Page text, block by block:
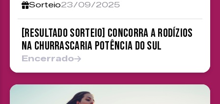
Sorteio23/09/2025
[RESULTADO SORTEIO] Concorra a rodízios
na Churrascaria Potência do Sul
Encerrado